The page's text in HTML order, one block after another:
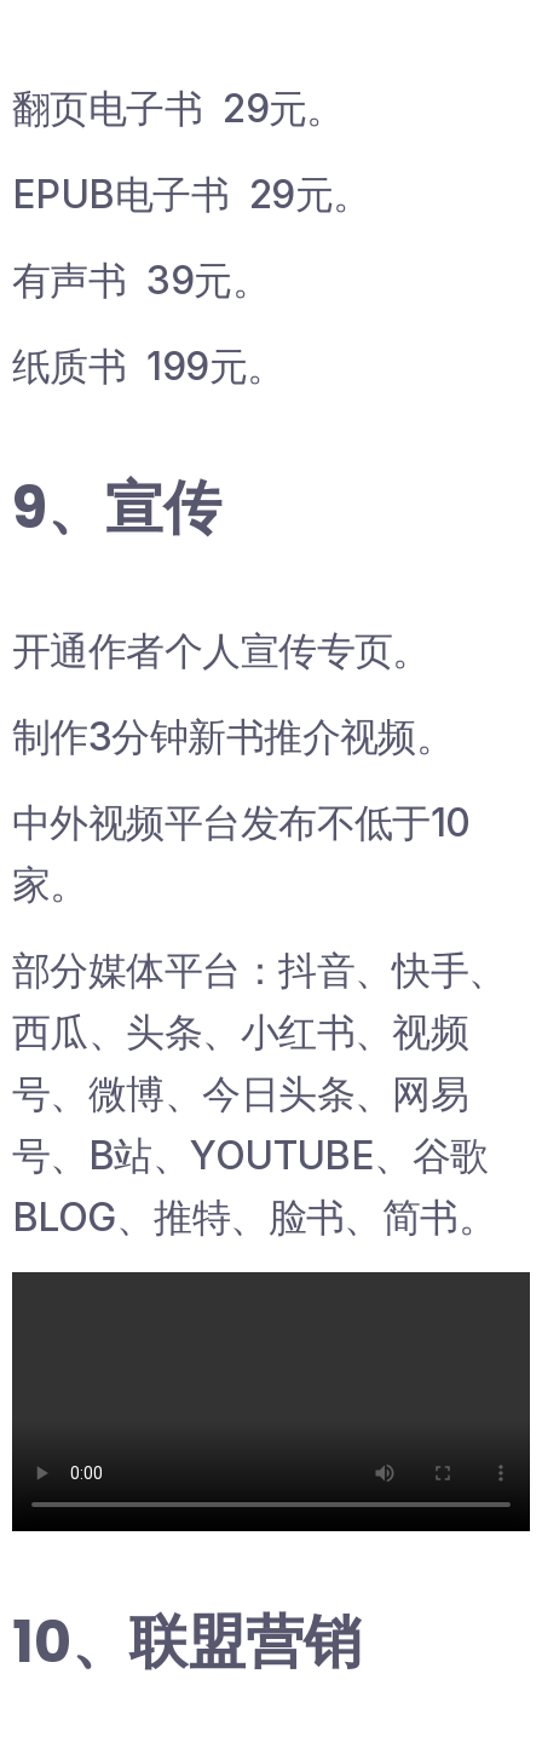
翻页电子书 29元。
EPUB电子书 29元。
有声书 39元。
纸质书 199元。
9、宣传
开通作者个人宣传专页。
制作3分钟新书推介视频。
中外视频平台发布不低于10
家。
部分媒体平台：抖音、快手、
西瓜、头条、小红书、视频
号、微博、今日头条、网易
号、B站、YOUTUBE、谷歌
BLOG、推特、脸书、简书。
10、联盟营销